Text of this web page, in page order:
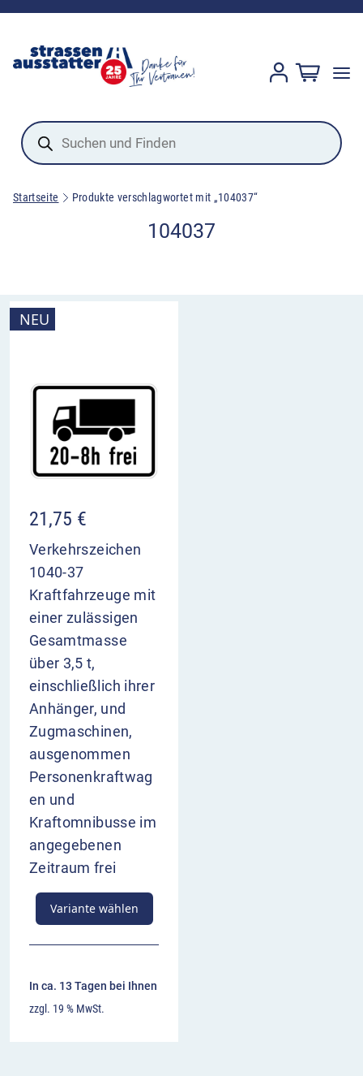
Products
search
Startseite Produkte verschlagwortet mit „104037“
104037
NEU
21,75 €
Verkehrszeichen
1040-37
Kraftfahrzeuge mit
einer zulässigen
Gesamtmasse
über 3,5 t,
einschließlich ihrer
Anhänger, und
Zugmaschinen,
ausgenommen
Personenkraftwag
en und
Kraftomnibusse im
angegebenen
Zeitraum frei
Variante wählen
In ca. 13 Tagen bei Ihnen
zzgl. 19 % MwSt.